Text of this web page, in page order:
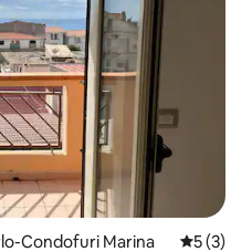
Condofuri Marina คะแนนเฉ
5 (3)